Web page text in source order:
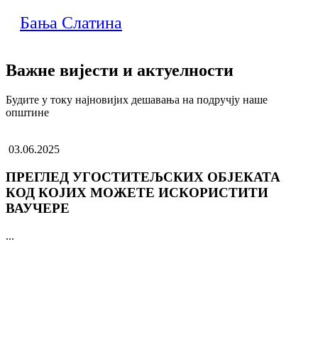
Бања Слатина
Важне вијести и актуелности
Будите у току најновијих дешавања на подручју наше
општине
03.06.2025
ПРЕГЛЕД УГОСТИТЕЉСКИХ ОБЈЕКАТА
КОД КОЈИХ МОЖЕТЕ ИСКОРИСТИТИ
ВАУЧЕРЕ
...